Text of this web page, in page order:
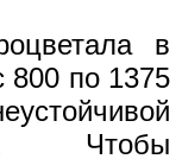
в
800 по 1375
Чтобы